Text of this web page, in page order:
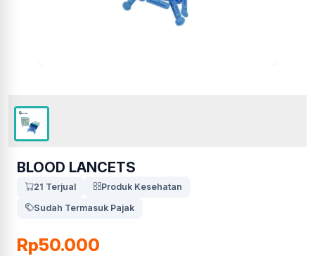
BLOOD LANCETS
21 Terjual
Produk Kesehatan
Sudah Termasuk Pajak
Rp50.000